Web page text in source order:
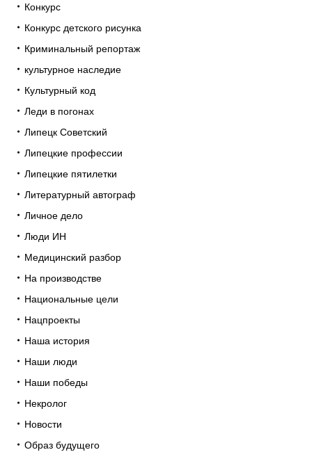
Конкурс
Конкурс детского рисунка
Криминальный репортаж
культурное наследие
Культурный код
Леди в погонах
Липецк Советский
Липецкие профессии
Липецкие пятилетки
Литературный автограф
Личное дело
Люди ИН
Медицинский разбор
На производстве
Национальные цели
Нацпроекты
Наша история
Наши люди
Наши победы
Некролог
Новости
Образ будущего